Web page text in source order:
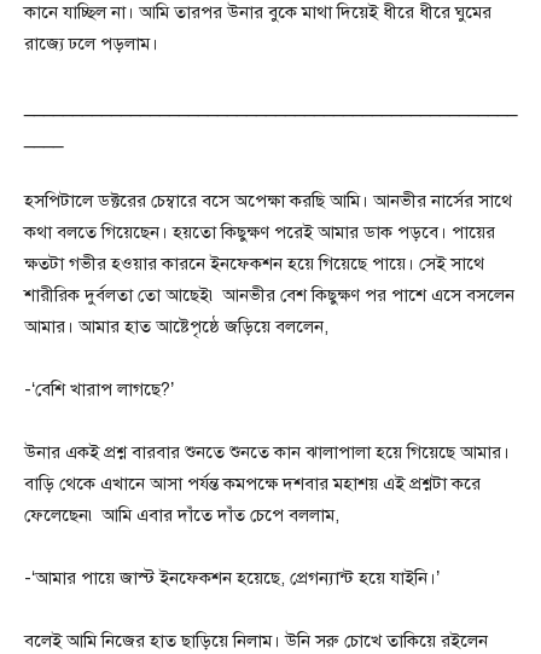
কানে যাচ্ছিল না। আমি তারপর উনার বুকে মাথা দিয়েই ধীরে ধীরে ঘুমের
রাজ্যে ঢলে পড়লাম।
হসপিটালে ডক্টরের চেম্বারে বসে অপেক্ষা করছি আমি। আনভীর নার্সের সাথে
কথা বলতে গিয়েছেন। হয়তো কিছুক্ষণ পরেই আমার ডাক পড়বে। পায়ের
ক্ষতটা গভীর হওয়ার কারনে ইনফেকশন হয়ে গিয়েছে পায়ে। সেই সাথে
শারীরিক দুর্বলতা তো আছেই৷ আনভীর বেশ কিছুক্ষণ পর পাশে এসে বসলেন
আমার। আমার হাত আষ্টেপৃষ্ঠে জড়িয়ে বললেন,
-‘বেশি খারাপ লাগছে?’
উনার একই প্রশ্ন বারবার শুনতে শুনতে কান ঝালাপালা হয়ে গিয়েছে আমার।
বাড়ি থেকে এখানে আসা পর্যন্ত কমপক্ষে দশবার মহাশয় এই প্রশ্নটা করে
ফেলেছেন৷ আমি এবার দাঁতে দাঁত চেপে বললাম,
-‘আমার পায়ে জাস্ট ইনফেকশন হয়েছে, প্রেগন্যান্ট হয়ে যাইনি।’
বলেই আমি নিজের হাত ছাড়িয়ে নিলাম। উনি সরু চোখে তাকিয়ে রইলেন